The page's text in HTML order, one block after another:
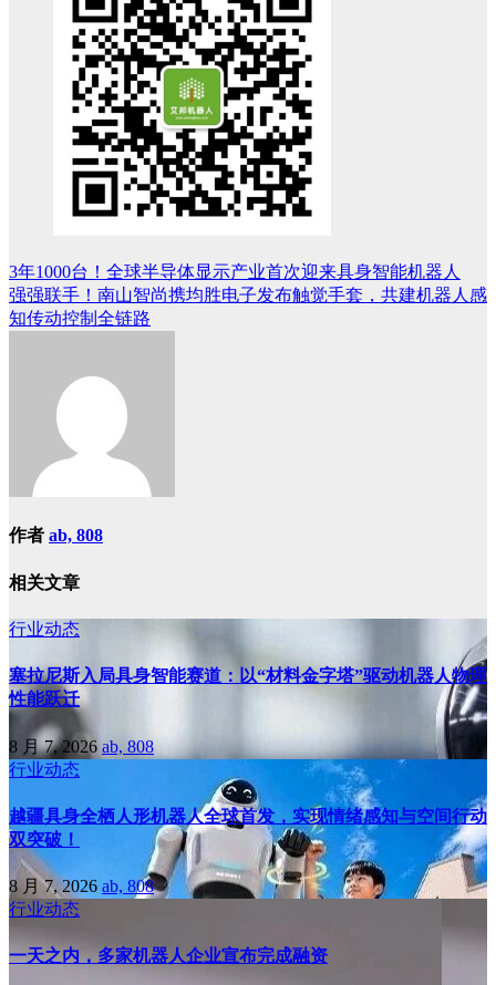
文
章
3年1000台！全球半导体显示产业首次迎来具身智能机器人
强强联手！南山智尚携均胜电子发布触觉手套，共建机器人感
知传动控制全链路
作者 ab, 808
相关文章
行业动态
塞拉尼斯入局具身智能赛道：以“材料金字塔”驱动机器人物理
性能跃迁
8 月 7, 2026 ab, 808
行业动态
越疆具身全栖人形机器人全球首发，实现情绪感知与空间行动
双突破！
8 月 7, 2026 ab, 808
行业动态
一天之内，多家机器人企业宣布完成融资